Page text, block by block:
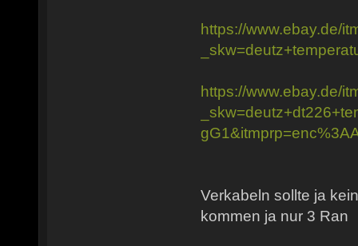
https://www.ebay.de/
https://www.ebay.de/
Verkabeln sollte ja
kommen ja nur 3 Ran